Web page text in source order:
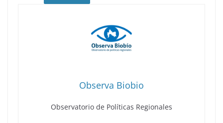
Observa Biobio
Observatorio de Políticas Regionales